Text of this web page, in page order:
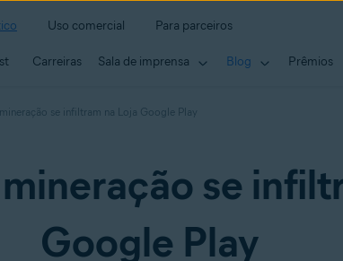
Uso comercial Para parceiros
Carreiras Sala de imprensa Blog Prêmios
se infiltram na Loja Google Play
se
Google Play